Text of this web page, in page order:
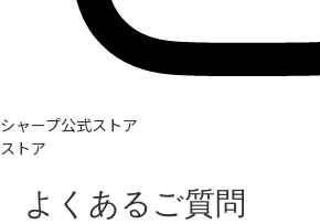
シャープ公式ストア
ストア
よくあるご質問